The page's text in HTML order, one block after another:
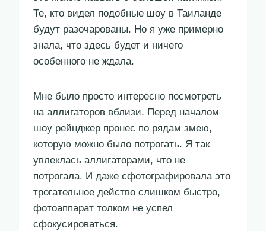
Те, кто видел подобные шоу в Таиланде
будут разочарованы. Но я уже примерно
знала, что здесь будет и ничего
особенного не ждала.
Мне было просто интересно посмотреть
на аллигаторов вблизи. Перед началом
шоу рейнджер пронес по рядам змею,
которую можно было потрогать. Я так
увлеклась аллигаторами, что не
потрогала. И даже сфотографировала это
трогательное действо слишком быстро,
фотоаппарат толком не успел
сфокусироваться.